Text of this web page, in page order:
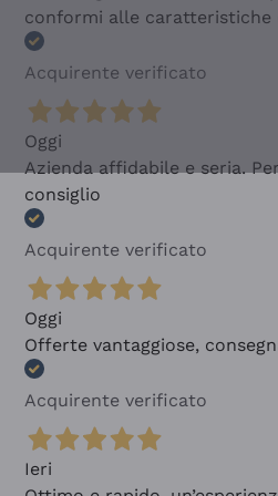
conformi alle caratteristiche
Acquirente verificato
Oggi
Azienda affidabile e seria.
consiglio
Acquirente verificato
Oggi
Offerte vantaggiose,
Acquirente verificato
Ieri